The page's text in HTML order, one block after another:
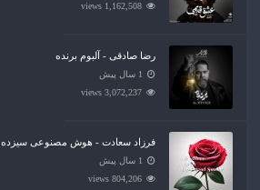
1,162,508 views
رضا صادقی - آلبوم برنده
1 سال پیش
3,072,237 views
فرزاد سعادت - هوش مصنوعی سیزده
1 سال پیش
804,206 views